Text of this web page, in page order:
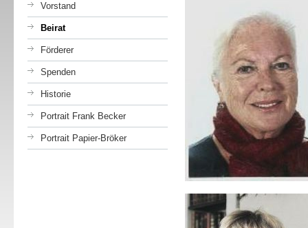
Vorstand
Beirat
Förderer
Spenden
Historie
Portrait Frank Becker
Portrait Papier-Bröker